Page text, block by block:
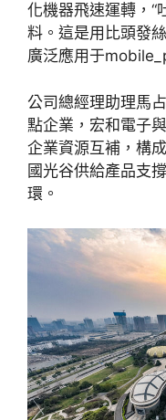
化機器飛速運轉，“
料。這是用比頭發
廣泛應用于
公司總經理助理馬
點企業，宏和電子
企業資源互補，構
國光谷供給產品支
環。